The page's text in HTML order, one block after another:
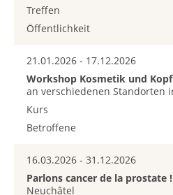
Treffen
Öffentlichkeit
21.01.2026 - 17.12.2026
Workshop Kosmetik und
an verschiedenen Standorten
Kurs
Betroffene
16.03.2026 - 31.12.2026
Parlons cancer de la prostate !
Neuchâtel